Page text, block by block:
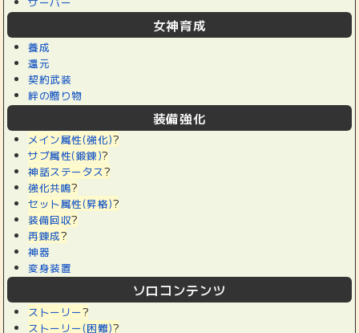
女神育成
養成
還元
契約武装
絆の贈り物
装備強化
メイン属性(強化)?
サブ属性(鍛錬)?
神話ステータス?
強化共鳴?
セット属性(昇格)?
装備回収?
再錬成?
神器
変身装置
ソロコンテンツ
ストーリー?
ストーリー(困難)?